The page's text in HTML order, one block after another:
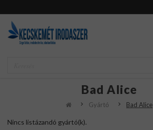
Bad Alice
Gyártó Bad Alice
Nincs listázandó gyártó(k).